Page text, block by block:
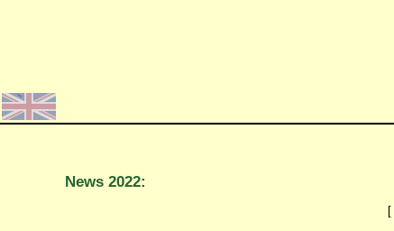
News 2022:
[